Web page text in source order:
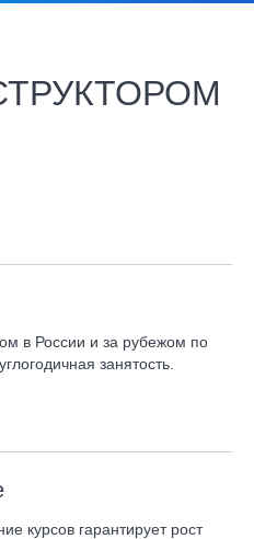
в России и за рубежом по
занятость.
курсов гарантирует рост